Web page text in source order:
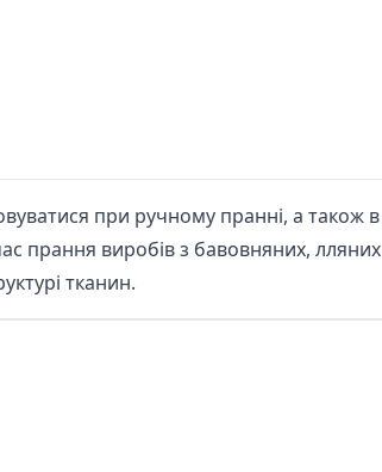
при ручному пранні, а також в
прання виробів з бавовняних, лляних
тканин.